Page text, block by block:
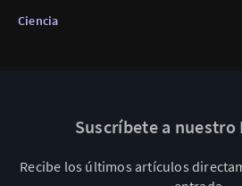
Ciencia
Suscríbete a
Recibe los últimos artículos